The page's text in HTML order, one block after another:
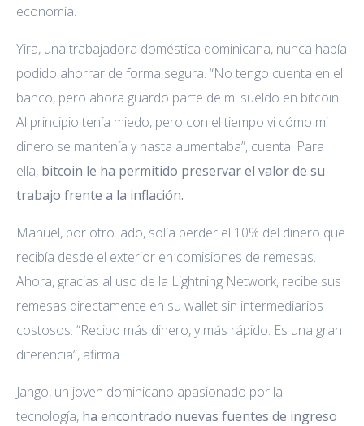
economía.
Yira, una trabajadora doméstica dominicana, nunca había
podido ahorrar de forma segura. “No tengo cuenta en el
banco, pero ahora guardo parte de mi sueldo en bitcoin.
Al principio tenía miedo, pero con el tiempo vi cómo mi
dinero se mantenía y hasta aumentaba”, cuenta. Para
ella, bitcoin le ha permitido preservar el valor de su
trabajo frente a la inflación.
Manuel, por otro lado, solía perder el 10% del dinero que
recibía desde el exterior en comisiones de remesas.
Ahora, gracias al uso de la Lightning Network, recibe sus
remesas directamente en su wallet sin intermediarios
costosos. “Recibo más dinero, y más rápido. Es una gran
diferencia”, afirma.
Jango, un joven dominicano apasionado por la
tecnología, ha encontrado nuevas fuentes de ingreso